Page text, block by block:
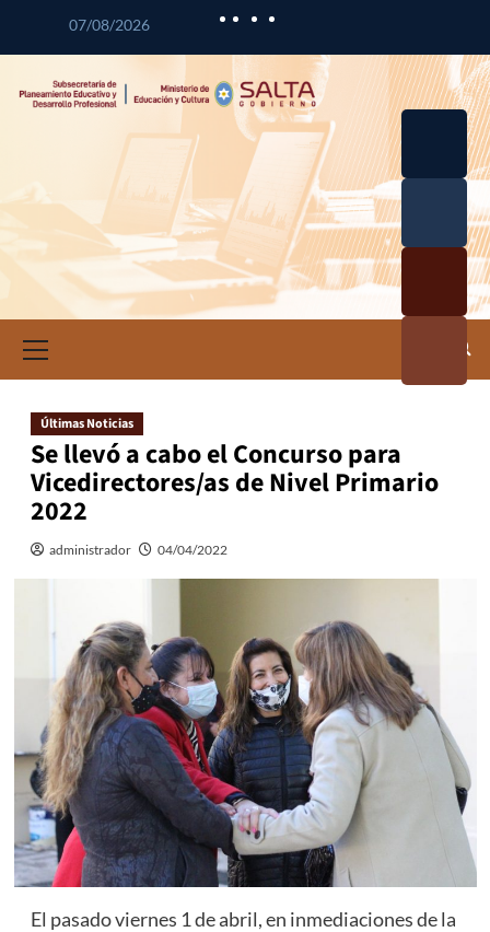
07/08/2026
Últimas Noticias
Se llevó a cabo el Concurso para
Vicedirectores/as de Nivel Primario
2022
administrador 04/04/2022
El pasado viernes 1 de abril, en inmediaciones de la
Curricul
Profesio
a
Investig